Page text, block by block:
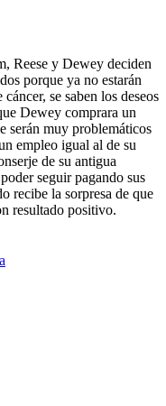
Reese y Dewey deciden
porque ya no estarán
se saben los deseos
Dewey comprara un
serán muy problemáticos
empleo igual al de su
de su antigua
seguir pagando sus
recibe la sorpresa de que
resultado positivo.